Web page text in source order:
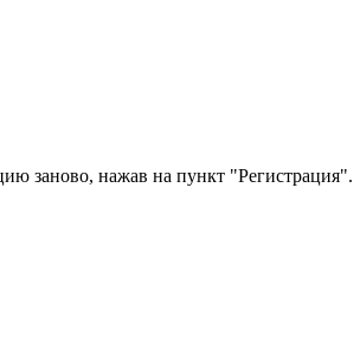
заново, нажав на пункт "Регистрация".